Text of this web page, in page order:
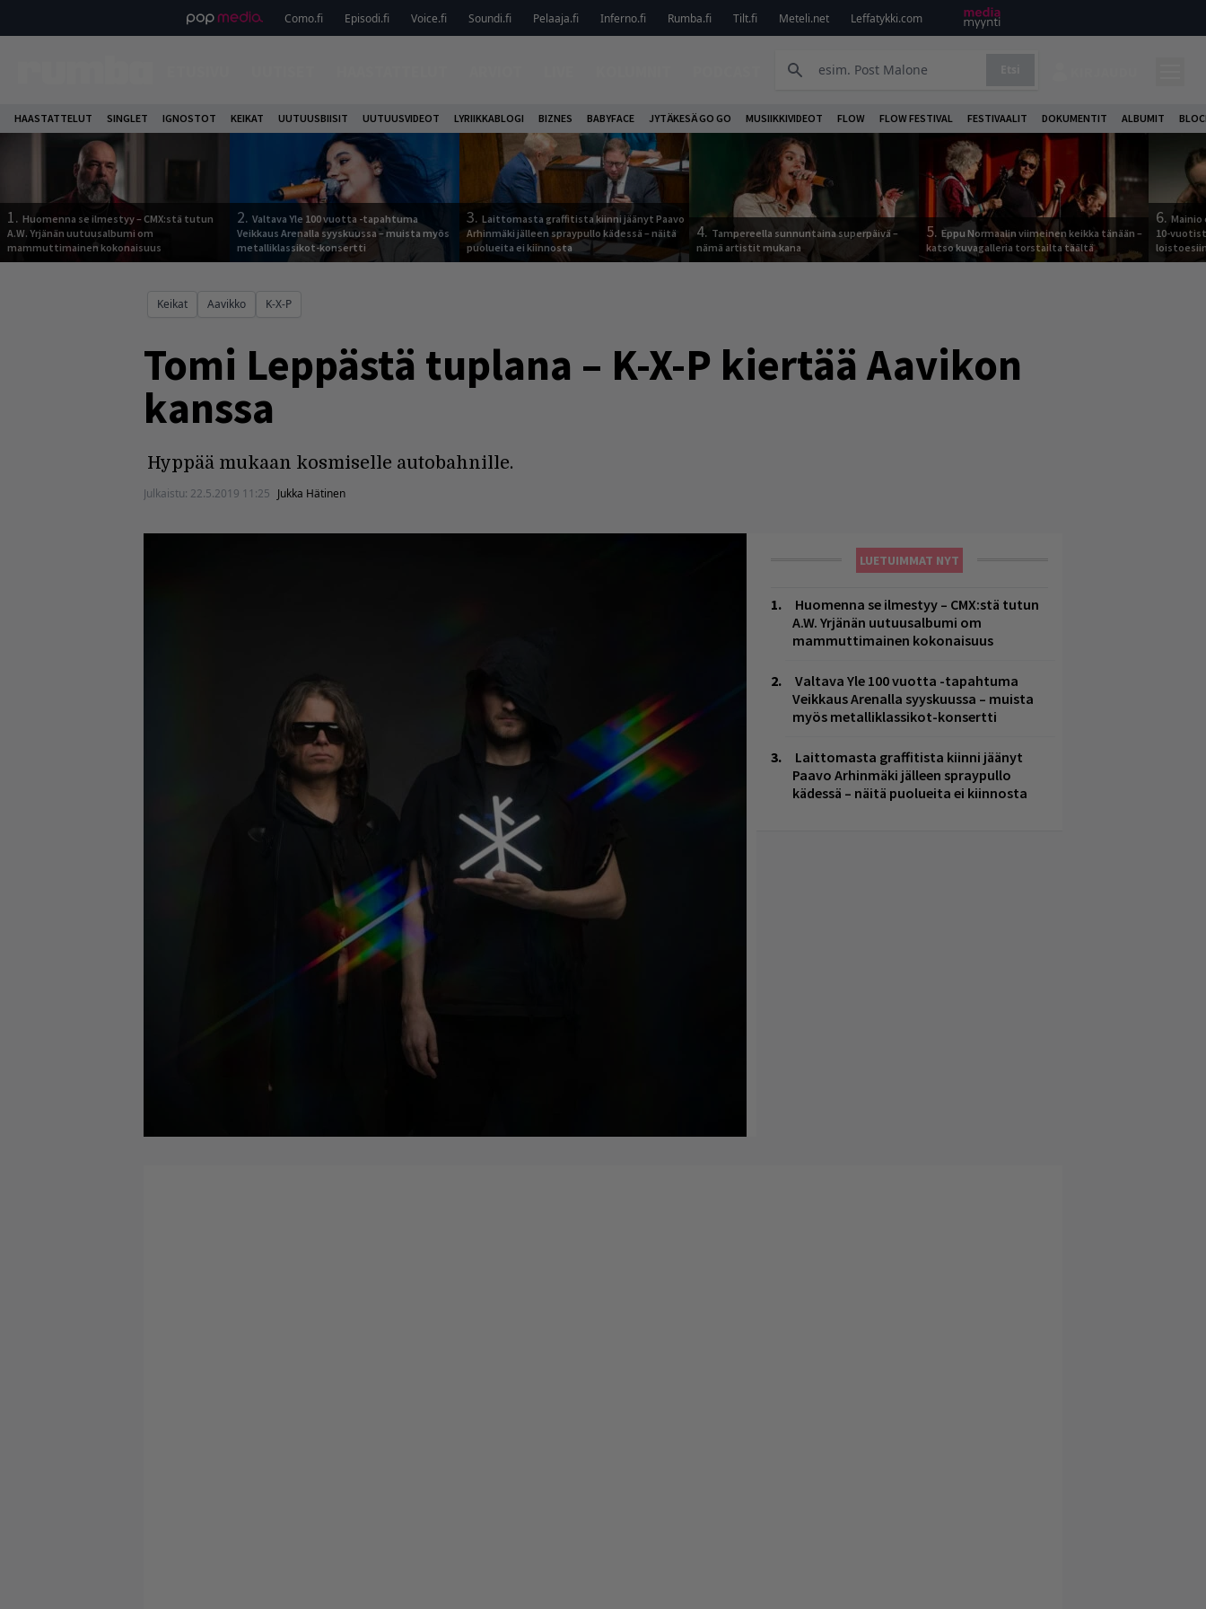
Como.fi Episodi.fi Voice.fi Soundi.fi Pelaaja.fi Inferno.fi Rumba.fi Tilt.fi Meteli.net Leffatykki.com
HAASTATTELUT SINGLET IGNOSTOT KEIKAT UUTUUSBIISIT UUTUUSVIDEOT LYRIIKKABLOGI BIZNES BABYFACE JYTÄKESÄ GO GO MUSIIKKIVIDEOT FLOW FLOW FESTIVAL FESTIVAALIT DOKUMENTIT ALBUMIT
1. Huomenna se ilmestyy – CMX:stä tutun
A.W. Yrjänän uutuusalbumi om
mammuttimainen kokonaisuus
2. Valtava Yle 100 vuotta -tapahtuma
Veikkaus Arenalla syyskuussa – muista myös
metalliklassikot-konsertti
3. Laittomasta graffitista kiinni jäänyt Paavo
Arhinmäki jälleen spraypullo kädessä – näitä
puolueita ei kiinnosta
4. Tampereella sunnuntaina superpäivä –
nämä artistit mukana
5. Eppu Normaalin viimeinen keikka tänään –
katso kuvagalleria torstailta täältä
6.
10-
Keikat Aavikko K-X-P
Tomi Leppästä tuplana – K-X-P kiertää Aavikon
kanssa
Hyppää mukaan kosmiselle autobahnille.
Julkaistu: 22.5.2019 11:25 Jukka Hätinen
LUETUIMMAT NYT
Huomenna se ilmestyy – CMX:stä tutun
A.W. Yrjänän uutuusalbumi om
mammuttimainen kokonaisuus
Valtava Yle 100 vuotta -tapahtuma
Veikkaus Arenalla syyskuussa – muista
myös metalliklassikot-konsertti
Laittomasta graffitista kiinni jäänyt
Paavo Arhinmäki jälleen spraypullo
kädessä – näitä puolueita ei kiinnosta